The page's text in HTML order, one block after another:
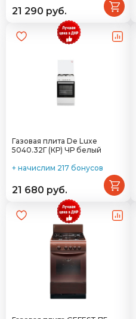
21 290 руб.
Газовая плита De Luxe
5040.32Г (КР) ЧР белый
+ начислим 217 бонусов
21 680 руб.